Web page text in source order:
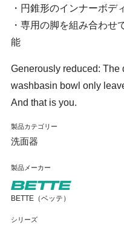
・円錐形のインナーボデ
・専用の脚を組み合わせ
能
Generously reduced: The
washbasin bowl only
And that is you.
製品カテゴリー
洗面器
製品メーカー
BETTE（ベッテ）
シリーズ